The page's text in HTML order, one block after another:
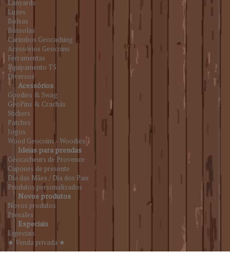
Lanyards
Luzes
Bolsas
Bússolas
Carimbos Geocaching
Acessórios Geocoins
Ferramentas
Equipamento T5
Diversos
Acessórios
Goodies & Swag
GeoPins & Crachás
Stickers
Patches
Jogos
Wood Geocoins - Woodies
Ideias para prendas
Géocacheurs de Provence
Cupones de presente
Dia das Mães / Dia dos Pais
Produtos personalizados
Novos produtos
Novos produtos
Presales
Especiais
Especiais
★ Venda privada ★